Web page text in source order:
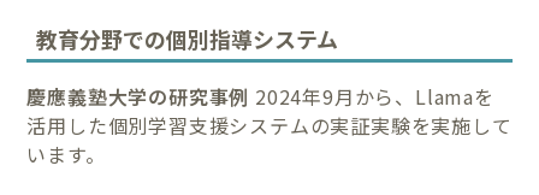
教育分野での個別指導システム
慶應義塾大学の研究事例 2024年9月から、Llamaを
活用した個別学習支援システムの実証実験を実施して
います。